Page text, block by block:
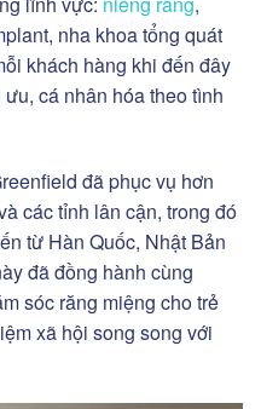
nha khoa tổng quát
khách hàng khi đến đây
cá nhân hóa theo tình
đã phục vụ hơn
các tỉnh lân cận, trong đó
từ Hàn Quốc, Nhật Bản
đã đồng hành cùng
sóc răng miệng cho trẻ
xã hội song song với